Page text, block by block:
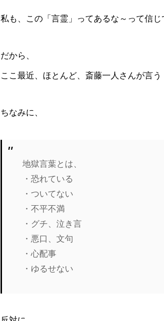
私も、この「言霊」ってあるな～って信
だから、
ここ最近、ほとんど、斎藤一人さんが言
ちなみに、
地獄言葉とは、
・恐れている
・ついてない
・不平不満
・グチ、泣き言
・悪口、文句
・心配事
・ゆるせない